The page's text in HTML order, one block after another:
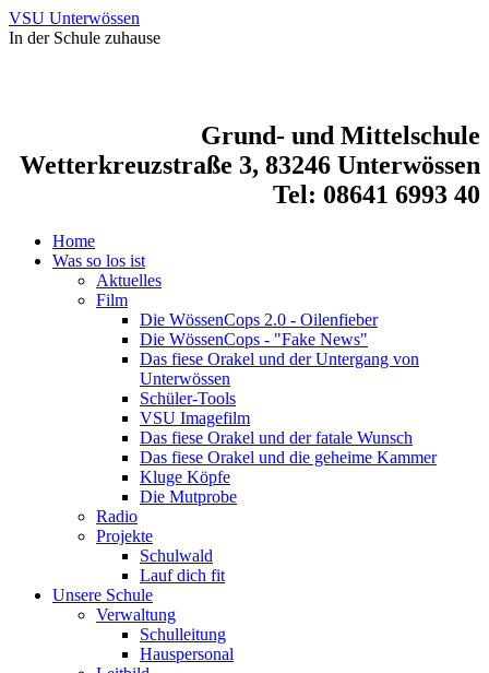
VSU Unterwössen
In der Schule zuhause
Grund- und Mittelschule
Wetterkreuzstraße 3, 83246 Unterwössen
Tel: 08641 6993 40
Home
Was so los ist
Aktuelles
Film
Die WössenCops 2.0 - Oilenfieber
Die WössenCops - "Fake News"
Das fiese Orakel und der Untergang von
Unterwössen
Schüler-Tools
VSU Imagefilm
Das fiese Orakel und der fatale Wunsch
Das fiese Orakel und die geheime Kammer
Kluge Köpfe
Die Mutprobe
Radio
Projekte
Schulwald
Lauf dich fit
Unsere Schule
Verwaltung
Schulleitung
Hauspersonal